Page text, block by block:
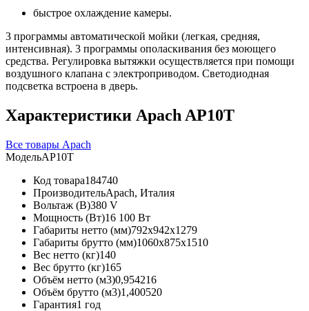
быстрое охлаждение камеры.
3 программы автоматической мойки (легкая, средняя,
интенсивная). 3 программы ополаскивания без моющего
средства. Регулировка вытяжки осуществляется при помощи
воздушного клапана с электроприводом. Светодиодная
подсветка встроена в дверь.
Характеристики Apach AP10T
Все товары Apach
МодельAP10T
Код товара184740
ПроизводительApach, Италия
Вольтаж (В)380 V
Мощность (Вт)16 100 Вт
Габариты нетто (мм)792x942x1279
Габариты брутто (мм)1060x875x1510
Вес нетто (кг)140
Вес брутто (кг)165
Объём нетто (м3)0,954216
Объём брутто (м3)1,400520
Гарантия1 год